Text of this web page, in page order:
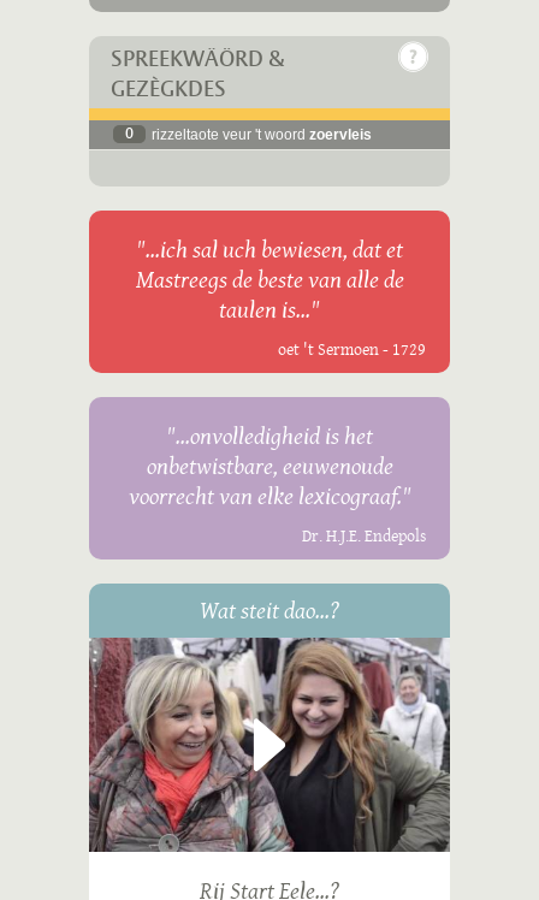
SPREEKWÄÖRD &
GEZÈGKDES
0 rizzeltaote veur 't woord zoervleis
"...ich sal uch bewiesen, dat et
Mastreegs de beste van alle de
taulen is..."
oet 't Sermoen - 1729
"...onvolledigheid is het
onbetwistbare, eeuwenoude
voorrecht van elke lexicograaf."
Dr. H.J.E. Endepols
Wat steit dao...?
Rij Start Eele...?